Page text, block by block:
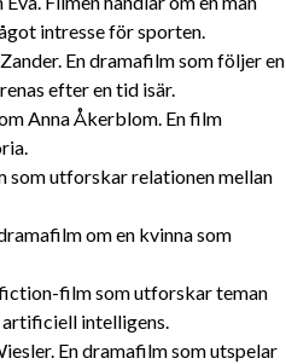
intresse för sporten.
En dramafilm som följer en
efter en tid isär.
Anna Åkerblom. En film
som utforskar relationen mellan
om en kvinna som
fiction-film som utforskar teman
artificiell intelligens.
En dramafilm som utspelar